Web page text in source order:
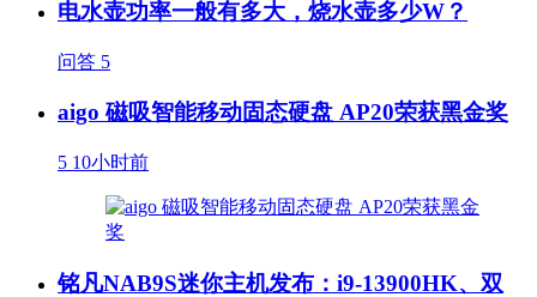
电水壶功率一般有多大，烧水壶多少W？
问答 5
aigo 磁吸智能移动固态硬盘 AP20荣获黑金奖
5 10小时前
铭凡NAB9S迷你主机发布：i9-13900HK、双